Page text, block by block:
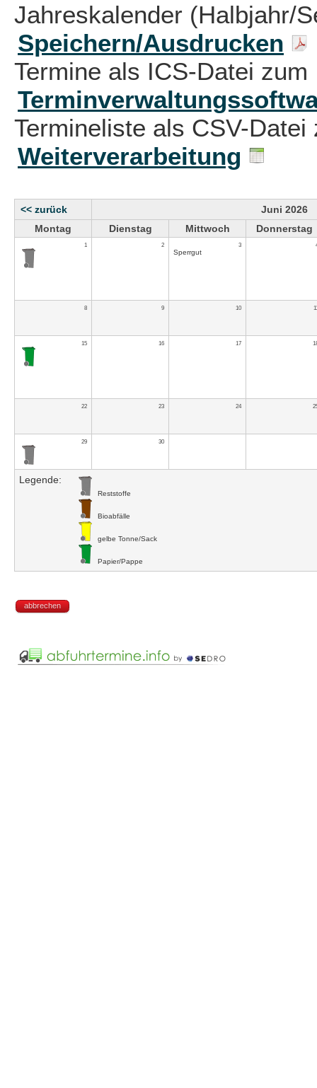
Jahreskalender (Halbjahr/
Speichern/Ausdrucken
Termine als ICS-Datei zum
Termineliste als CSV-
Weiterverarbeitung
<< zurück
Juni 2026
Montag
Dienstag Mittwoch Donnerstag
1 2 3
Sperrgut
8 9 10
15 16 17
22 23 24
29 30
Legende:
Reststoffe
Bioabfälle
gelbe Tonne/Sack
Papier/Pappe
abbrechen